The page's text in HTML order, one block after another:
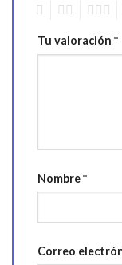
Tu valoración *
Nombre*
Correo